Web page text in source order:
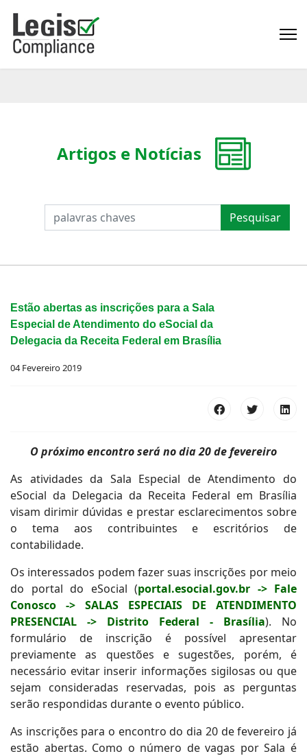
PESQUISAR Pesquisar
Artigos e Notícias
Estão abertas as inscrições para a Sala
Especial de Atendimento do eSocial da
Delegacia da Receita Federal em Brasília
04 Fevereiro 2019
O próximo encontro será no dia 20 de fevereiro
As atividades da Sala Especial de Atendimento do
eSocial da Delegacia da Receita Federal em Brasília
visam dirimir dúvidas e prestar esclarecimentos sobre
o tema aos contribuintes e escritórios de
contabilidade.
Os interessados podem fazer suas inscrições por meio
do portal do eSocial (portal.esocial.gov.br -> Fale
Conosco -> SALAS ESPECIAIS DE ATENDIMENTO
PRESENCIAL -> Distrito Federal - Brasília). No
formulário de inscrição é possível apresentar
previamente as questões e sugestões, porém, é
necessário evitar inserir informações sigilosas ou que
sejam consideradas reservadas, pois as perguntas
serão respondidas durante o evento público.
As inscrições para o encontro do dia 20 de fevereiro já
estão abertas. Como o número de vagas por Sala é